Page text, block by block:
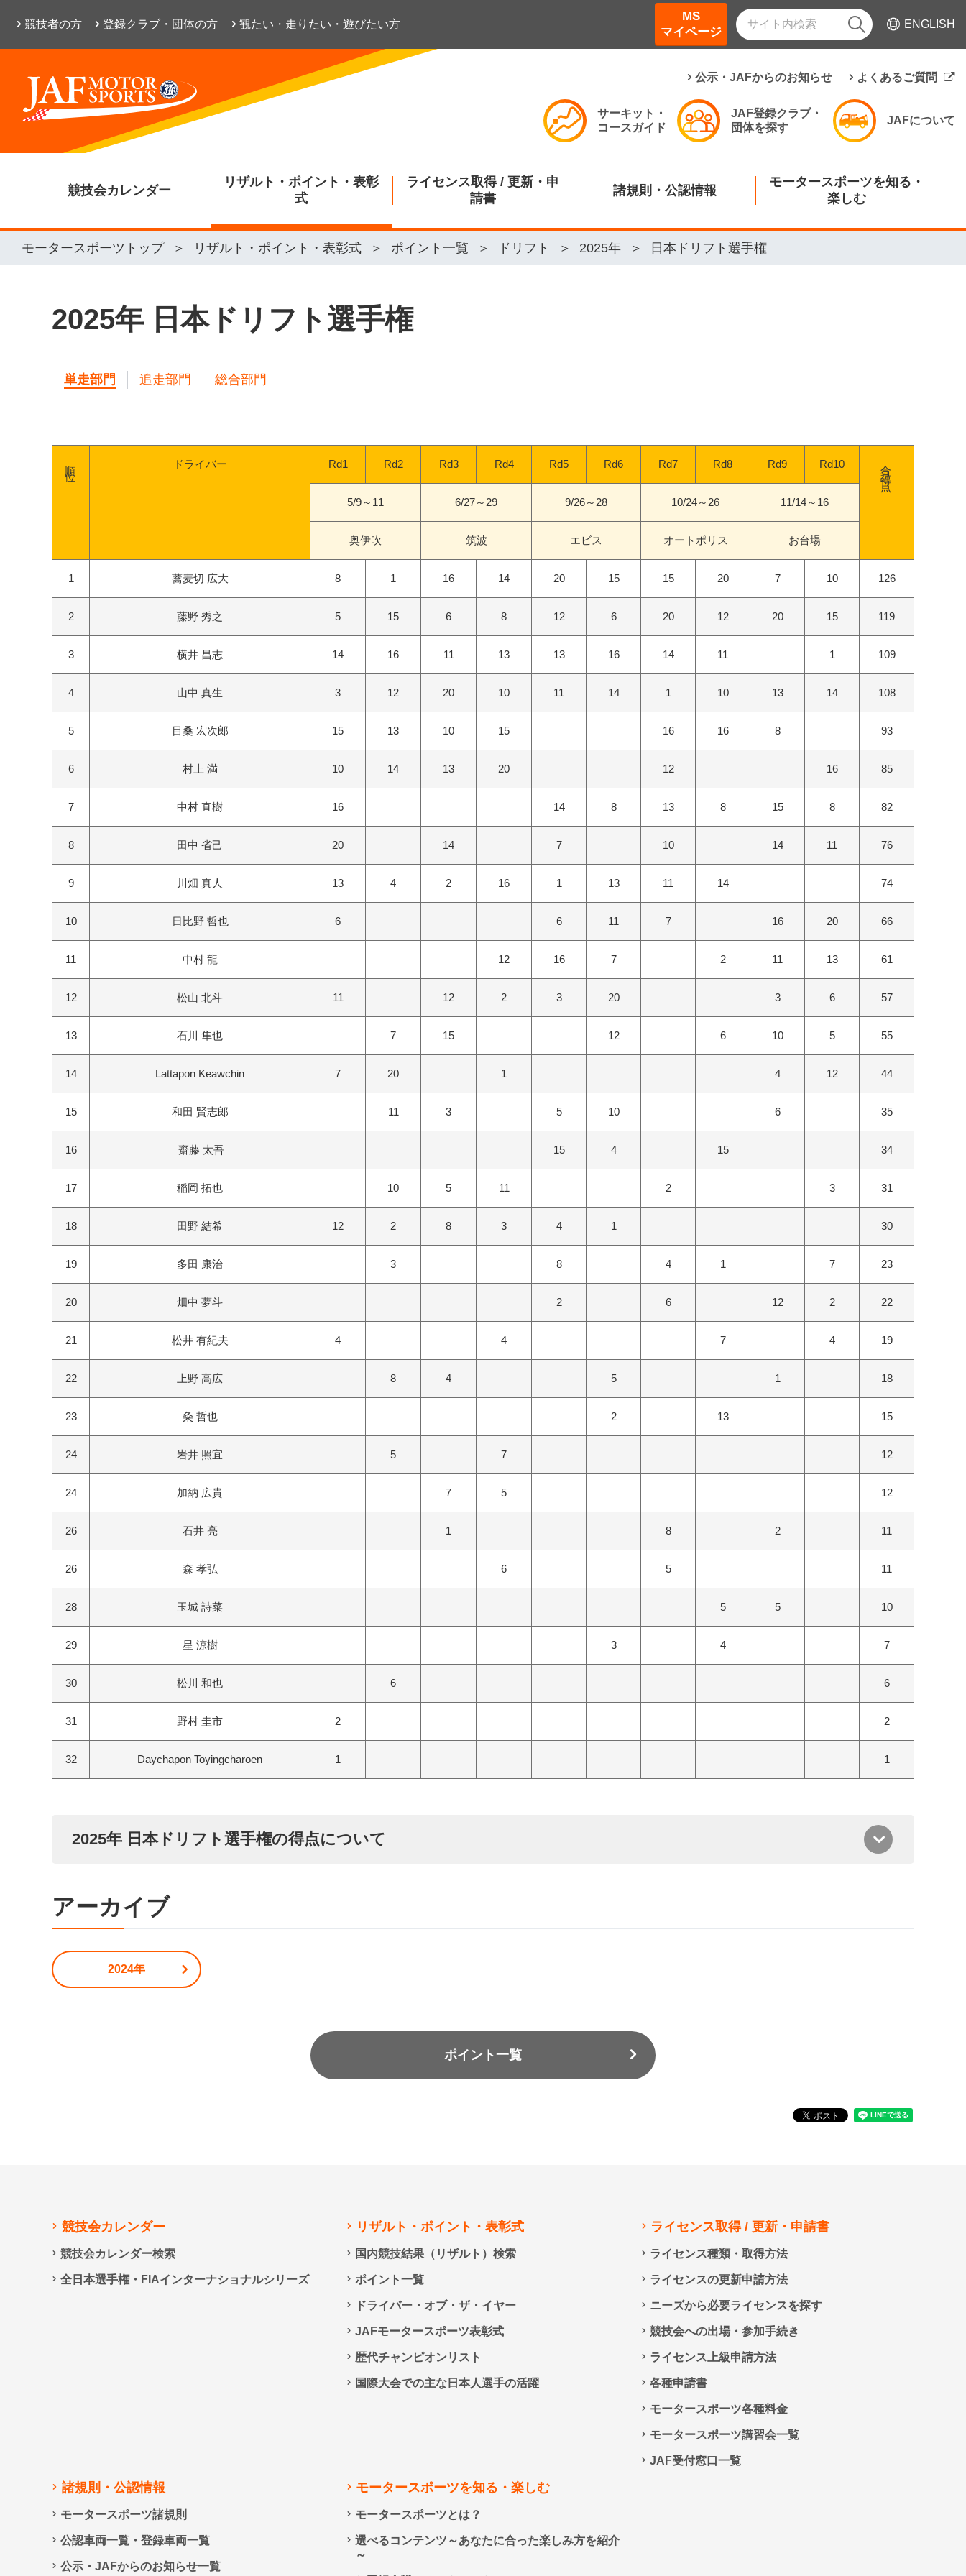
競技者の方 登録クラブ・団体の方 観たい・走りたい・遊びたい方
MS
マイページ
ENGLISH
公示・JAFからのお知らせ よくあるご質問
サーキット・
コースガイド
JAF登録クラブ・
団体を探す
JAFについて
競技会カレンダー
リザルト・ポイント・表彰
式
ライセンス取得 / 更新・申
請書
諸規則・公認情報
モータースポーツを知る・
楽しむ
モータースポーツトップ リザルト・ポイント・表彰式 ポイント一覧 ドリフト 2025年 日本ドリフト選手権
2025年 日本ドリフト選手権
単走部門 追走部門 総合部門
ドライバー Rd1 Rd2 Rd3 Rd4 Rd5 Rd6 Rd7 Rd8 Rd9 Rd10 合計得点
5/9～11 6/27～29 9/26～28 10/24～26 11/14～16
奥伊吹 筑波 エビス オートポリス お台場
1 蕎麦切 広大 8 1 16 14 20 15 15 20 7 10 126
2 藤野 秀之 5 15 6 8 12 6 20 12 20 15 119
3 横井 昌志 14 16 11 13 13 16 14 11 1 109
4 山中 真生 3 12 20 10 11 14 1 10 13 14 108
5 目桑 宏次郎 15 13 10 15 16 16 8 93
6 村上 満 10 14 13 20 12 16 85
7 中村 直樹 16 14 8 13 8 15 8 82
8 田中 省己 20 14 7 10 14 11 76
9 川畑 真人 13 4 2 16 1 13 11 14 74
10 日比野 哲也 6 6 11 7 16 20 66
11 中村 龍 12 16 7 2 11 13 61
12 松山 北斗 11 12 2 3 20 3 6 57
13 石川 隼也 7 15 12 6 10 5 55
14 Lattapon Keawchin 7 20 1 4 12 44
15 和田 賢志郎 11 3 5 10 6 35
16 齋藤 太吾 15 4 15 34
17 稲岡 拓也 10 5 11 2 3 31
18 田野 結希 12 2 8 3 4 1 30
19 多田 康治 3 8 4 1 7 23
20 畑中 夢斗 2 6 12 2 22
21 松井 有紀夫 4 4 7 4 19
22 上野 高広 8 4 5 1 18
23 粂 哲也 2 13 15
24 岩井 照宜 5 7 12
24 加納 広貴 7 5 12
26 石井 亮 1 8 2 11
26 森 孝弘 6 5 11
28 玉城 詩菜 5 5 10
29 星 涼樹 3 4 7
30 松川 和也 6 6
31 野村 圭市 2 2
32 Daychapon Toyingcharoen 1 1
2025年 日本ドリフト選手権の得点について
アーカイブ
2024年
ポイント一覧
競技会カレンダー
競技会カレンダー検索
全日本選手権・FIAインターナショナルシリーズ
リザルト・ポイント・表彰式
国内競技結果（リザルト）検索
ポイント一覧
ドライバー・オブ・ザ・イヤー
JAFモータースポーツ表彰式
歴代チャンピオンリスト
国際大会での主な日本人選手の活躍
ライセンス取得 / 更新・申請書
ライセンス種類・取得方法
ライセンスの更新申請方法
ニーズから必要ライセンスを探す
競技会への出場・参加手続き
ライセンス上級申請方法
各種申請書
モータースポーツ各種料金
モータースポーツ講習会一覧
JAF受付窓口一覧
諸規則・公認情報
モータースポーツ諸規則
公認車両一覧・登録車両一覧
公示・JAFからのお知らせ一覧
モータースポーツを知る・楽しむ
モータースポーツとは？
選べるコンテンツ～あなたに合った楽しみ方を紹介
～